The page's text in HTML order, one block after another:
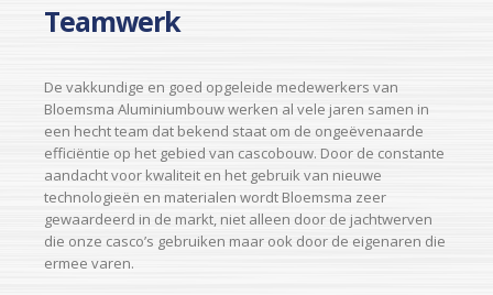
Teamwerk
De vakkundige en goed opgeleide medewerkers van
Bloemsma Aluminiumbouw werken al vele jaren samen in
een hecht team dat bekend staat om de ongeëvenaarde
efficiëntie op het gebied van cascobouw. Door de constante
aandacht voor kwaliteit en het gebruik van nieuwe
technologieën en materialen wordt Bloemsma zeer
gewaardeerd in de markt, niet alleen door de jachtwerven
die onze casco’s gebruiken maar ook door de eigenaren die
ermee varen.